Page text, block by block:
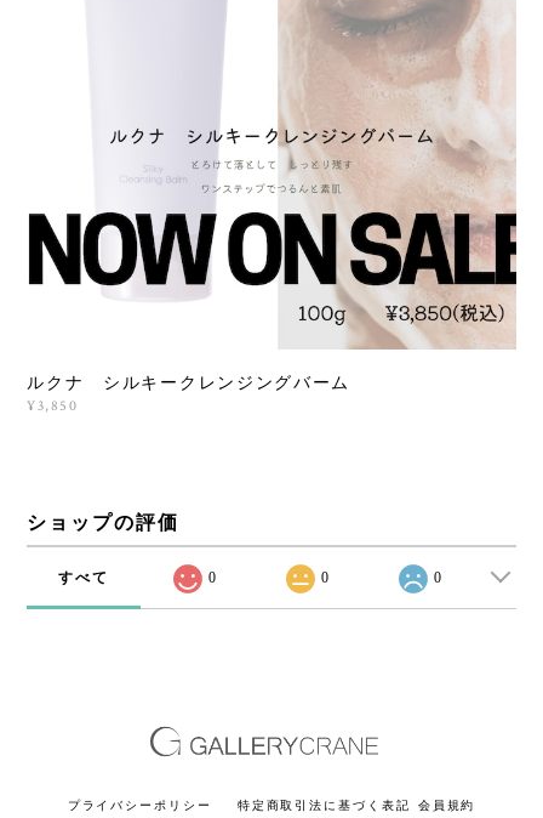
ルクナ シルキークレンジングバーム
¥3,850
ショップの評価
すべて 0 0 0
プライバシーポリシー 特定商取引法に基づく表記 会員規約